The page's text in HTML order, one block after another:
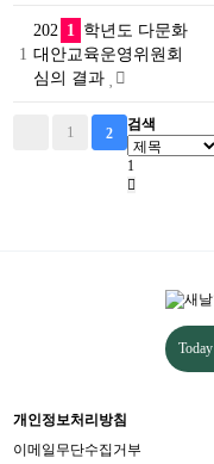
1
202 1
학년도 다문화
대안교육운영위원회
심의 결과
1 2
검색
Today
개인정보처리방침
이메일무단수집거부